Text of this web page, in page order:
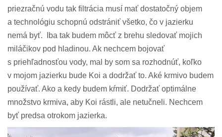
priezračnú vodu tak filtrácia musí mať dostatočný objem
a technológiu schopnú odstrániť všetko, čo v jazierku
nemá byť. Iba tak budem môcť z brehu sledovať mojich
miláčikov pod hladinou. Ak nechcem bojovať
s priehľadnosťou vody, mal by som sa rozhodnúť, koľko
v mojom jazierku bude Koi a dodržať to. Aké krmivo budem
používať. Ako a kedy budem kŕmiť. Dodržať optimálne
množstvo krmiva, aby Koi rástli, ale netučneli. Nechcem
byť predsa otrokom jazierka.